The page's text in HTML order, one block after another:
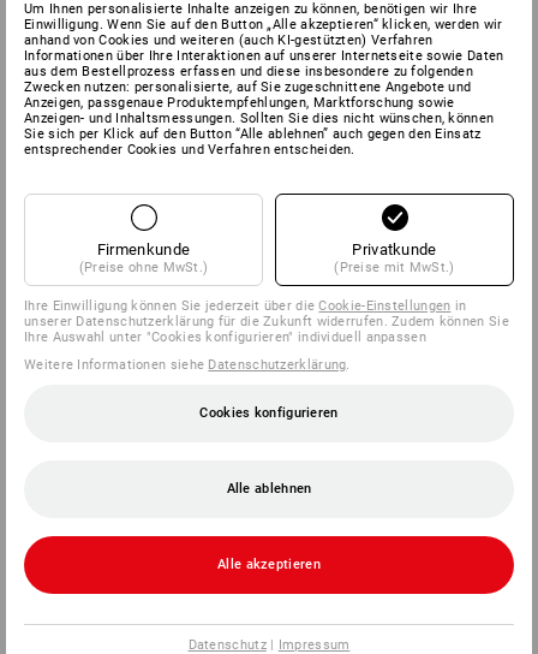
Um Ihnen personalisierte Inhalte anzeigen zu können, benötigen wir Ihre
Einwilligung. Wenn Sie auf den Button „Alle akzeptieren“ klicken, werden wir
anhand von Cookies und weiteren (auch KI-gestützten) Verfahren
Informationen über Ihre Interaktionen auf unserer Internetseite sowie Daten
aus dem Bestellprozess erfassen und diese insbesondere zu folgenden
Zwecken nutzen: personalisierte, auf Sie zugeschnittene Angebote und
Anzeigen, passgenaue Produktempfehlungen, Marktforschung sowie
Anzeigen- und Inhaltsmessungen. Sollten Sie dies nicht wünschen, können
Sie sich per Klick auf den Button “Alle ablehnen” auch gegen den Einsatz
entsprechender Cookies und Verfahren entscheiden.
Firmenkunde
(Preise ohne MwSt.)
Privatkunde
(Preise mit MwSt.)
Ihre Einwilligung können Sie jederzeit über dieCookie-Einstellungen in
unserer Datenschutzerklärung für die Zukunft widerrufen. Zudem können Sie
Ihre Auswahl unter "Cookies konfigurieren" individuell anpassen
Weitere Informationen siehe Datenschutzerklärung.
Cookies konfigurieren
Alle ablehnen
Alle akzeptieren
Datenschutz| Impressum